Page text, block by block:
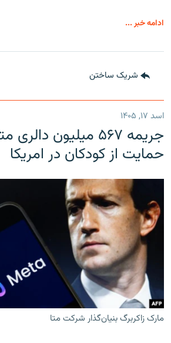
ادامه خبر ...
شریک ساختن
اسد ۱۷, ۱۴۰۵
جریمه ۵۶۷ میلیون
حمایت از کودکان در امریکا
مارک زاکربرگ بنیان‌گذار شرکت متا